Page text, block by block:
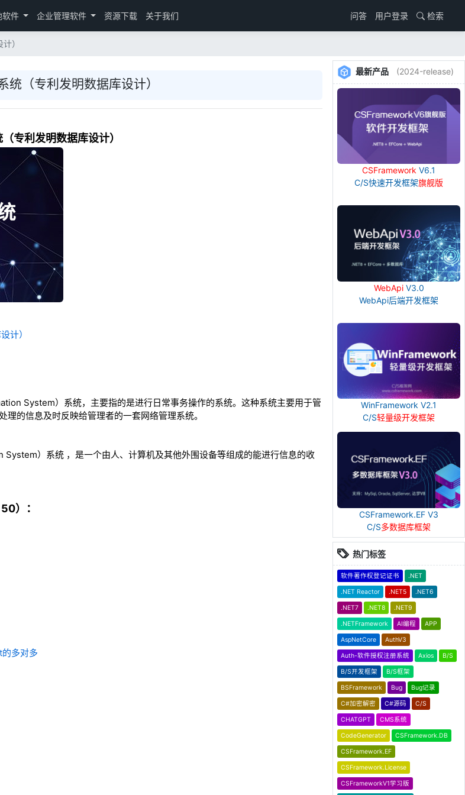
软件 企业管理软件 资源下载 关于我们 问答 用户登录 检索
）
（专利发明数据库设计）
专利发明数据库设计）
计）
System）系统，主要指的是进行日常事务操作的系统。这种系统主要用于管
的信息及时反映给管理者的一套网络管理系统。
）系统 ，是一个由人、计算机及其他外围设备等组成的能进行信息的收
）：
多对多
最新产品 (2024-release)
CSFramework V6.1
C/S快速开发框架旗舰版
WebApiV3.0
WebApi后端开发框架
WinFramework V2.1
C/S轻量级开发框架
CSFramework.EF V3
C/S多数据库框架
热门标签
软件著作权登记证书 .NET
.NET Reactor .NET5 .NET6
.NET7 .NET8 .NET9
.NETFramework AI编程 APP
AspNetCore AuthV3
Auth-软件授权注册系统 Axios B/S
B/S开发框架 B/S框架
BSFramework Bug Bug记录
C#加密解密 C#源码 C/S
CHATGPT CMS系统
CodeGenerator CSFramework.DB
CSFramework.EF
CSFramework.License
CSFrameworkV1学习版